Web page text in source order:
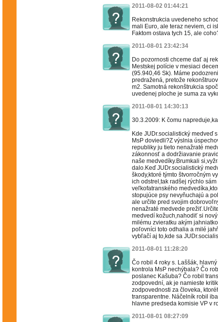
2011-08-02 01:44:21
Rekonstrukcia uvedeneho
mali Euro, ale teraz neviem, ci
Faktom ostava tych 15, ale
2011-08-01 23:42:34
Do pozornosti chceme dať aj
Mestskej polície v mesiaci
(95.940,46 Sk). Máme
predražená, pretože
m2. Samotná rekonštrukcia
uvedenej ploche je suma za
2011-08-01 14:30:13
30.3.2009: K čomu
Kde JUDr.socialistický medveď
MsP doviedli?Z výslnia
republiky ju tieto nenažraté
zákonnosť a dodržiavanie
naše medvedíky.Brumkali
dalo.Keď JUDr.socialistický
škody,ktoré týmto štvorročným
ich odstrel,tak radšej rýchlo
veľkofatranského
stopujúce psy nevyňuchajú a
ale určite pred svojim
nenažraté medvede
medvedí kožuch,nahodiť si
milému zvieratku akým
poľovníci toto odhalia a milé
vybľačí aj to,kde sa
2011-08-01 11:28:20
Čo robil 4 roky s. Laššák,
kontrola MsP nechýbala? Čo
poslanec Kašuba? Čo robil
zodpovední, ak je namieste
zodpovednosti za človeka,
transparentne. Náčelník robil
hlavne predseda komisie VP v
2011-08-01 08:27:09